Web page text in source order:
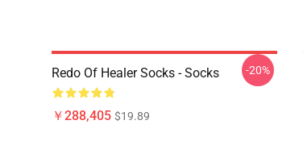
Redo Of Healer Socks - Socks
￥288,405 $19.89
-20%